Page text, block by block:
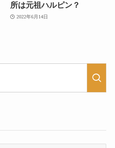
所は元祖ハルピン？
2022年6月14日